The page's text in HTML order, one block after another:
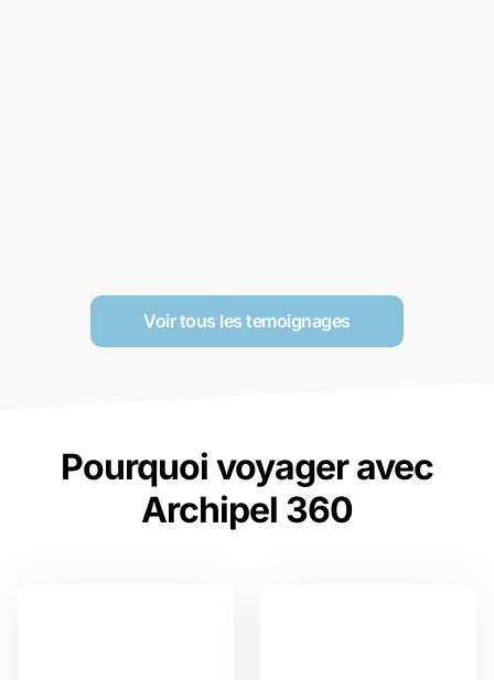
Voir tous les temoignages
Pourquoi voyager avec
Archipel 360